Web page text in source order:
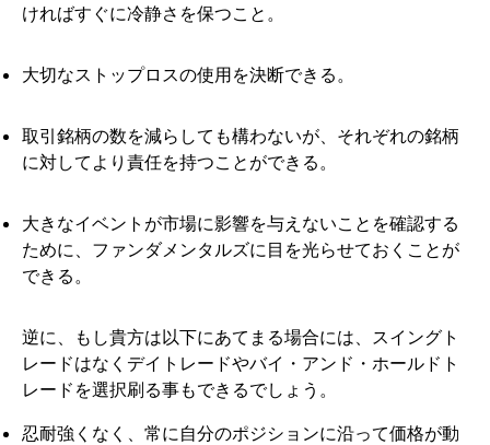
ければすぐに冷静さを保つこと。
大切なストップロスの使用を決断できる。
取引銘柄の数を減らしても構わないが、それぞれの銘柄
に対してより責任を持つことができる。
大きなイベントが市場に影響を与えないことを確認する
ために、ファンダメンタルズに目を光らせておくことが
できる。
逆に、もし貴方は以下にあてまる場合には、スイングト
レードはなくデイトレードやバイ・アンド・ホールドト
レードを選択刷る事もできるでしょう。
忍耐強くなく、常に自分のポジションに沿って価格が動